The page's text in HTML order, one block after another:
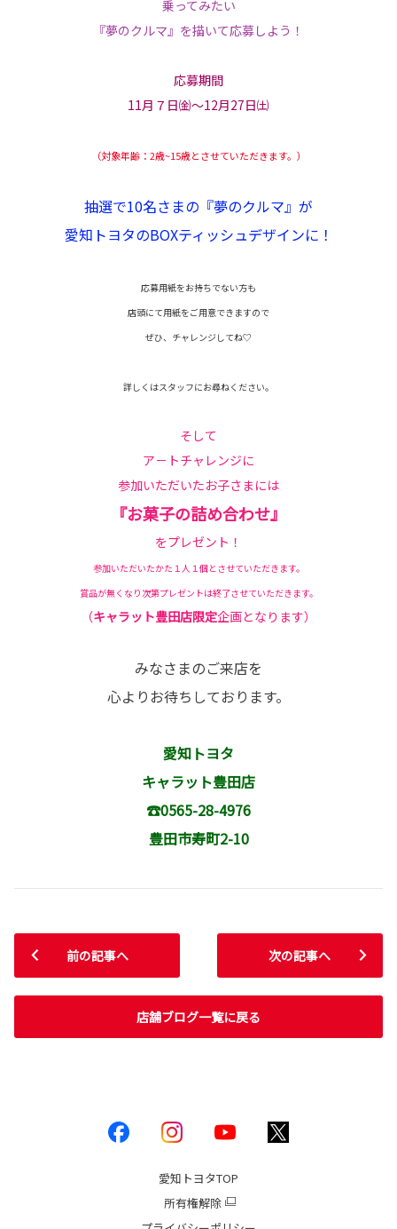
乗ってみたい
『夢のクルマ』を描いて応募しよう！
応募期間
11月７日㈮～12月27日㈯
（対象年齢：2歳~15歳とさせていただきます。）
抽選で10名さまの『夢のクルマ』が
愛知トヨタのBOXティッシュデザインに！
応募用紙をお持ちでない方も
店頭にて用紙をご用意できますので
ぜひ、チャレンジしてね♡
詳しくはスタッフにお尋ねください。
そして
ア－トチャレンジに
参加いただいたお子さまには
『お菓子の詰め合わせ』
をプレゼント！
参加いただいたかた１人１個とさせていただきます。
賞品が無くなり次第プレゼントは終了させていただきます。
（キャラット豊田店限定企画となります）
みなさまのご来店を
心よりお待ちしております。
愛知トヨタ
キャラット豊田店
☎0565-28-4976
豊田市寿町2-10
前の記事へ
店舗ブログ一覧に戻る
次の記事へ
愛知トヨタTOP
所有権解除